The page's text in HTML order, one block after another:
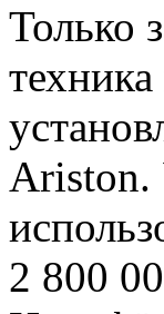
Только
Ariston.
2 800